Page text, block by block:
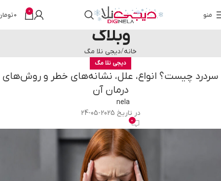
منو 0
0
وبلاگ
خانه دیجی نلا مگ
دیجی نلا مگ
سردرد چیست؟ انواع، علل، نشانه‌های خطر و روش‌های
درمان آن
nela
در تاریخ 2025-05-24
0